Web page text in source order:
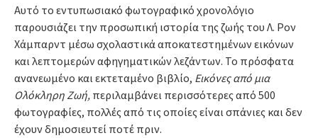
Αυτό το εντυπωσιακό φωτογραφικό χρονολόγιο
παρουσιάζει την προσωπική ιστορία της ζωής του Λ. Ρον
Χάμπαρντ μέσω σχολαστικά αποκατεστημένων εικόνων
και λεπτομερών αφηγηματικών λεζάντων. Το πρόσφατα
ανανεωμένο και εκτεταμένο βιβλίο, Εικόνες από μια
Ολόκληρη Ζωή,περιλαμβάνει περισσότερες από 500
φωτογραφίες, πολλές από τις οποίες είναι σπάνιες και δεν
έχουν δημοσιευτεί ποτέ πριν.